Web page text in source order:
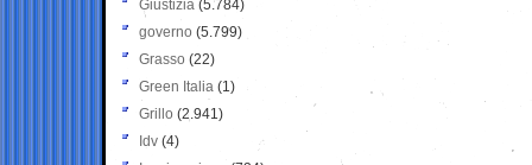
Giustizia (5.784)
governo (5.799)
Grasso (22)
Green Italia (1)
Grillo (2.941)
Idv (4)